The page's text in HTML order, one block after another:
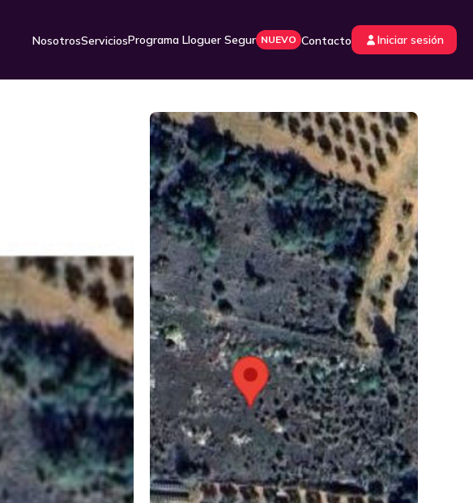
NosotrosServiciosPrograma Lloguer Segur NUEVO Contacto Iniciar sesión